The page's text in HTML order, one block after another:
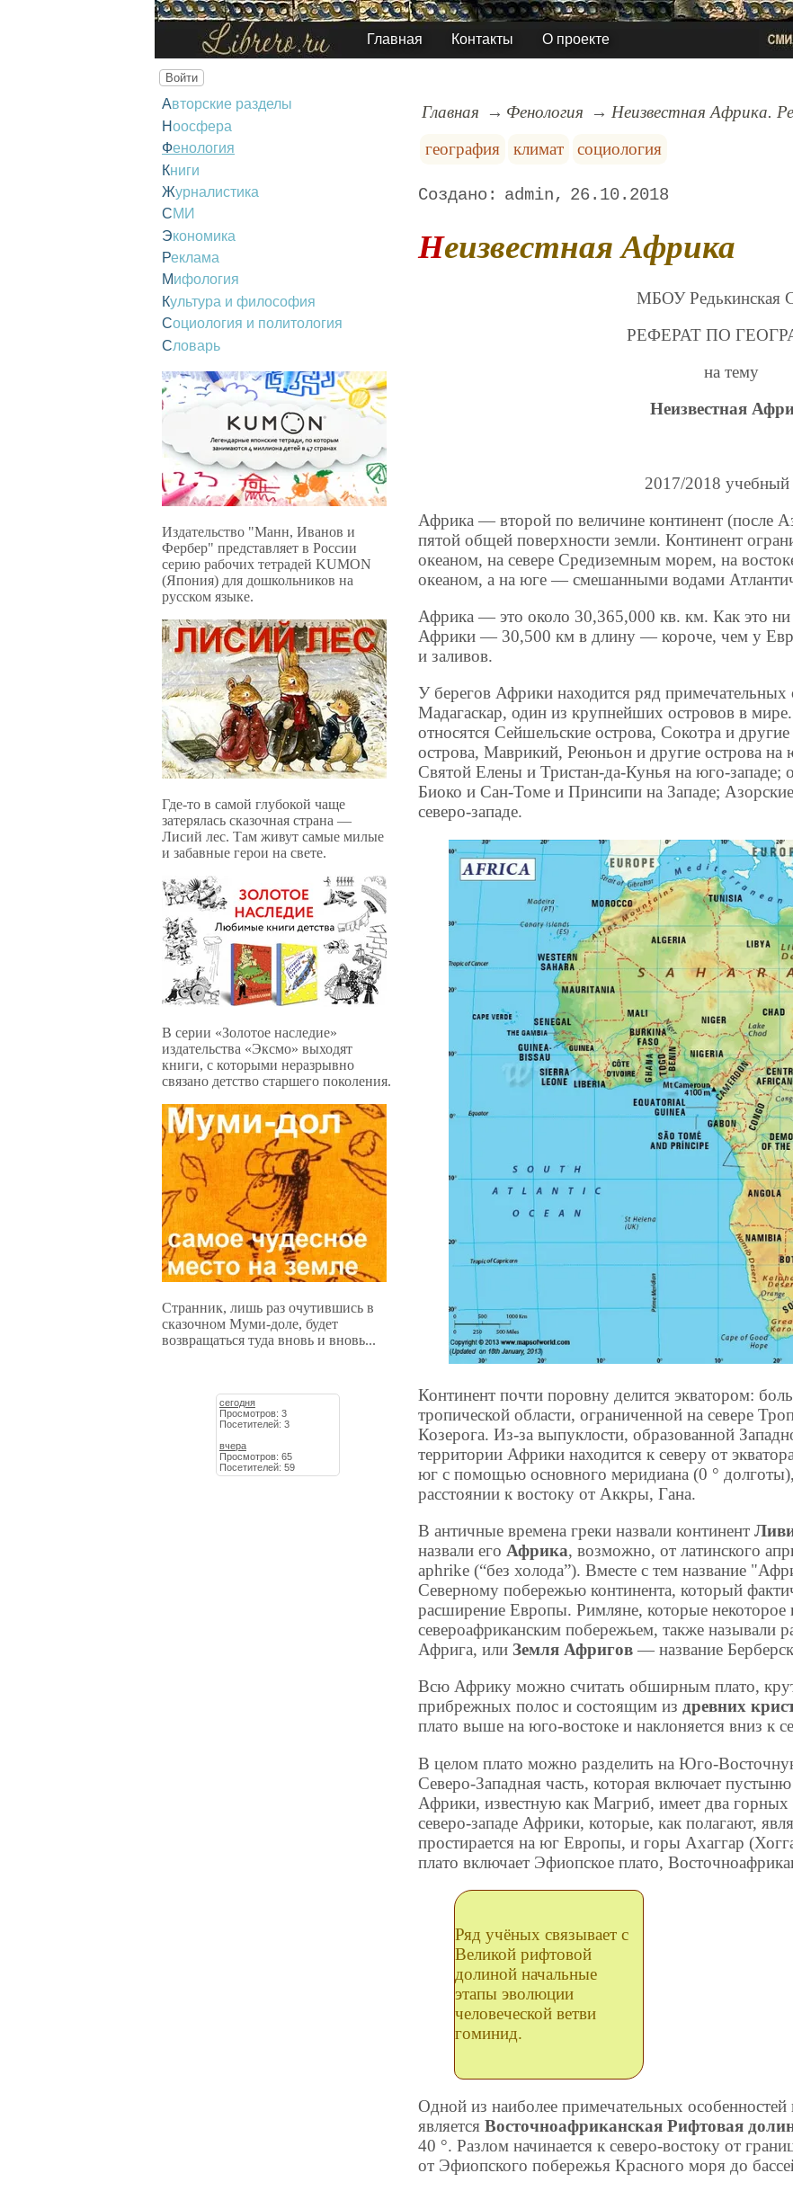
Главная Контакты О проекте
Войти
Авторские разделы
Ноосфера
Фенология
Книги
Журналистика
СМИ
Экономика
Реклама
Мифология
Культура и философия
Социология и политология
Словарь
Издательство "Манн, Иванов и
Фербер" представляет в России
серию рабочих тетрадей KUMON
(Япония) для дошкольников на
русском языке.
Где-то в самой глубокой чаще
затерялась сказочная страна —
Лисий лес. Там живут самые милые
и забавные герои на свете.
В серии «Золотое наследие»
издательства «Эксмо» выходят
книги, с которыми неразрывно
связано детство старшего поколения.
Странник, лишь раз очутившись в
сказочном Муми-доле, будет
возвращаться туда вновь и вновь...
сегодня
Просмотров: 3
Посетителей: 3
вчера
Просмотров: 65
Посетителей: 59
Главная Фенология
Неизвестная Африка.
география
климат социология
admin 26.10.2018
Неизвестная Африка
МБОУ
РЕФЕРАТ ПО
на тему
Неизвестная
2017/2018 учебный
Африка — второй по величине континент (после
пятой общей поверхности земли. Континент
океаном, на севере Средиземным морем, на
океаном, а на юге — смешанными водами
Африка — это около 30,365,000 кв. км. Как это ни
Африки — 30,500 км в длину — короче, чем у
и заливов.
У берегов Африки находится ряд
Мадагаскар, один из крупнейших островов в
относятся Сейшельские острова, Сокотра и
острова, Маврикий, Реюньон и другие острова на
Святой Елены и Тристан-да-Кунья на юго-западе;
Биоко и Сан-Томе и Принсипи на Западе;
северо-западе.
Континент почти поровну делится экватором:
тропической области, ограниченной на севере
Козерога. Из-за выпуклости, образованной
территории Африки находится к северу от
юг с помощью основного меридиана (0 °
расстоянии к востоку от Аккры, Гана.
В античные времена греки назвали континент
назвали егоАфрика, возможно, от латинского
aphrike (“без холода”). Вместе с тем название
Северному побережью континента, который
расширение Европы. Римляне, которые некоторое
североафриканским побережьем, также называли
Африга, или Земля Афригов — название
Всю Африку можно считать обширным плато,
прибрежных полос и состоящим издревних
плато выше на юго-востоке и наклоняется вниз к
В целом плато можно разделить на Юго-
Северо-Западная часть, которая включает
Африки, известную как Магриб, имеет два
северо-западе Африки, которые, как полагают,
простирается на юг Европы, и горы Ахаггар
плато включает Эфиопское плато,
Ряд учёных связывает с
Великой рифтовой
долиной начальные
этапы эволюции
человеческой ветви
гоминид.
Одной из наиболее примечательных
являетсяВосточноафриканская Рифтовая
40 °. Разлом начинается к северо-востоку от
от Эфиопского побережья Красного моря до